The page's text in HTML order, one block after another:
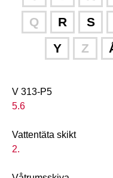
Ö”Q
R S
Y
Z
V
V 313-P5
5.6
Vattentäta skikt
2.